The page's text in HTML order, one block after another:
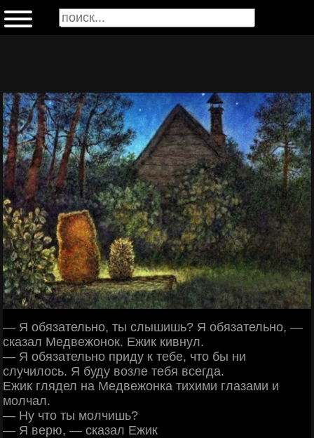
— Я обязательно, ты слышишь? Я обязательно, —
сказал Медвежонок. Ежик кивнул.
— Я обязательно приду к тебе, что бы ни
случилось. Я буду возле тебя всегда.
Ежик глядел на Медвежонка тихими глазами и
молчал.
— Ну что ты молчишь?
— Я верю, — сказал Ежик